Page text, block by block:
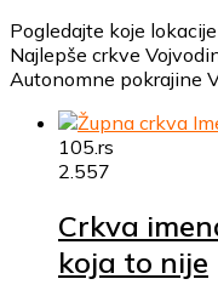
Pogledajte koje
Najlepše crkve
Autonomne pokrajine
105.rs
2.557
Crkva
koja to nije